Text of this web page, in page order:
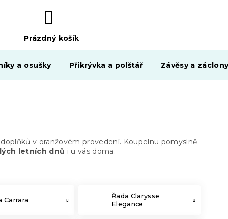
NÁKUPNÍ
KOŠÍK
Prázdný košík
a osušky Přikrývka a polštář Závěsy a
v oranžovém provedení. Koupelnu pomyslně
letních dnů i u vás doma.
Carrara
Řada Clarysse
Elegance